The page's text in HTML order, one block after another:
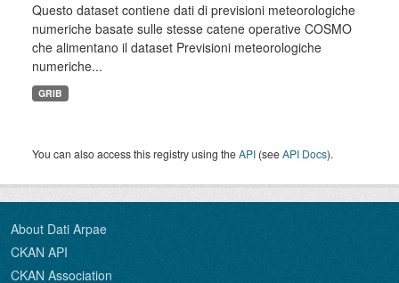
Questo dataset contiene dati di previsioni meteorologiche
numeriche basate sulle stesse catene operative COSMO
che alimentano il dataset Previsioni meteorologiche
numeriche...
GRIB
You can also access this registry using theAPI (seeAPI Docs).
About Dati Arpae
CKAN API
CKAN Association